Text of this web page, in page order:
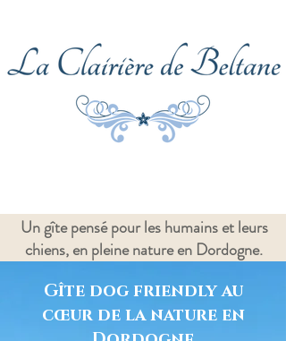
Un gîte pensé pour les humains et leurs
chiens, en pleine nature en Dordogne.
Gîte dog friendly au
cœur de la nature en